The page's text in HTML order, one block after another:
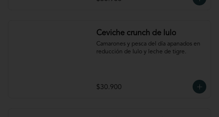
Ceviche crunch de lulo
Camarones y pesca del día apanados en
reducción de lulo y leche de tigre.
$30.900